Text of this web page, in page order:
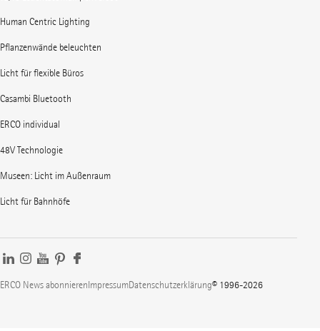
Human Centric Lighting
Pflanzenwände beleuchten
Licht für flexible Büros
Casambi Bluetooth
ERCO individual
48V Technologie
Museen: Licht im Außenraum
Licht für Bahnhöfe
ERCO News abonnierenImpressumDatenschutzerklärung© 1996-2026